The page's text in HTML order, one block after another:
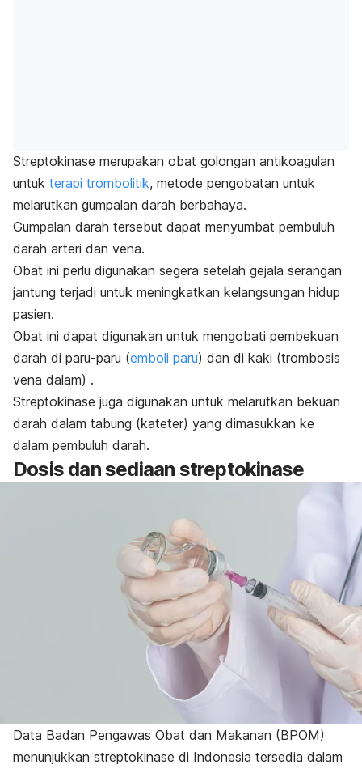
Streptokinase merupakan obat golongan antikoagulan
untuk terapi trombolitik, metode pengobatan untuk
melarutkan gumpalan darah berbahaya.
Gumpalan darah tersebut dapat menyumbat pembuluh
darah arteri dan vena.
Obat ini perlu digunakan segera setelah gejala serangan
jantung terjadi untuk meningkatkan kelangsungan hidup
pasien.
Obat ini dapat digunakan untuk mengobati pembekuan
darah di paru-paru (emboli paru) dan di kaki (trombosis
vena dalam) .
Streptokinase juga digunakan untuk melarutkan bekuan
darah dalam tabung (kateter) yang dimasukkan ke
dalam pembuluh darah.
Dosis dan sediaan streptokinase
Data Badan Pengawas Obat dan Makanan (BPOM)
menunjukkan streptokinase di Indonesia tersedia dalam